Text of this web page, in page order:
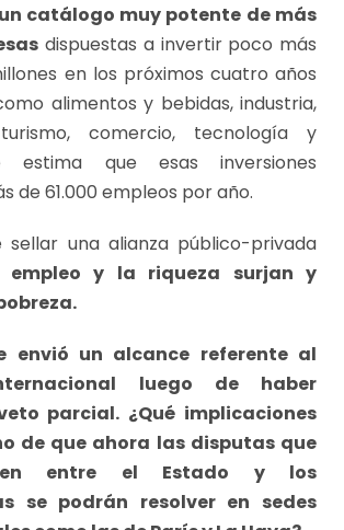
catálogo muy potente de más
dispuestas a invertir poco más
en los próximos cuatro años
alimentos y bebidas, industria,
comercio, tecnología y
estima que esas inversiones
de 61.000 empleos por año.
sellar una alianza público-privada
empleo y la riqueza surjan y
envió un alcance referente al
luego de haber
parcial. ¿Qué implicaciones
de que ahora las disputas que
entre el Estado y los
se podrán resolver en sedes